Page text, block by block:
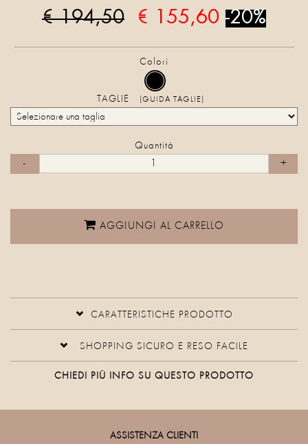
€ 194,50 € 155,60 -20%
Colori
TAGLIE (GUIDA TAGLIE)
Quantità
AGGIUNGI AL CARRELLO
CARATTERISTICHE PRODOTTO
SHOPPING SICURO E RESO FACILE
CHIEDI PIÙ INFO SU QUESTO PRODOTTO
ASSISTENZA CLIENTI